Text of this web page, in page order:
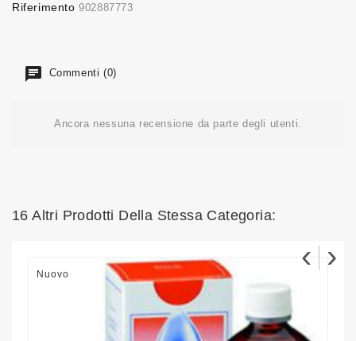
Riferimento 902887773
Commenti (0)
Ancora nessuna recensione da parte degli utenti.
16 Altri Prodotti Della Stessa Categoria:
Nuovo
‹ ›